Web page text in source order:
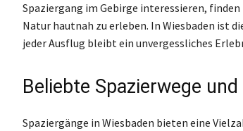
Spaziergang im Gebirge interessieren,
Natur hautnah zu erleben. In Wiesbaden ist
jeder Ausflug bleibt ein unvergessliches
Beliebte Spazierwege
Spaziergänge in Wiesbaden bieten eine